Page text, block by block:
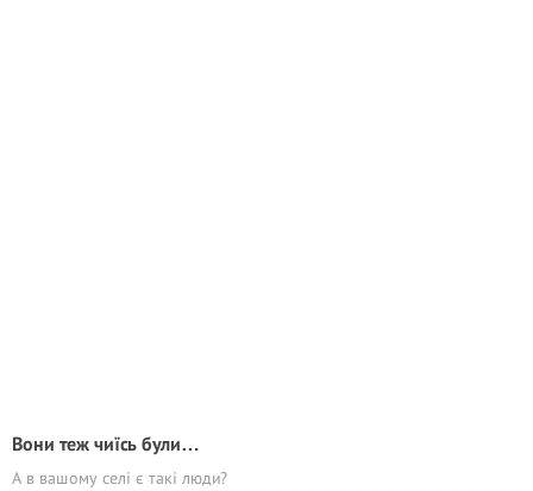
Вони теж чиїсь були…
А в вашому селі є такі люди?